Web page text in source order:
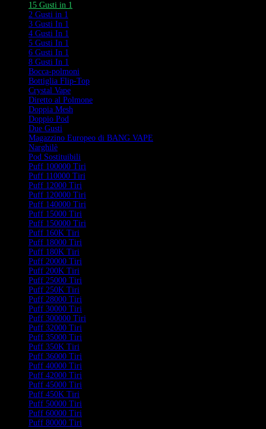
15 Gusti in 1
2 Gusti in 1
3 Gusti In 1
4 Gusti In 1
5 Gusti In 1
6 Gusti In 1
8 Gusti In 1
Bocca-polmoni
Bottiglia Flip-Top
Crystal Vape
Diretto al Polmone
Doppia Mesh
Doppio Pod
Due Gusti
Magazzino Europeo di BANG VAPE
Narghilè
Pod Sostituibili
Puff 100000 Tiri
Puff 110000 Tiri
Puff 12000 Tiri
Puff 120000 Tiri
Puff 140000 Tiri
Puff 15000 Tiri
Puff 150000 Tiri
Puff 160K Tiri
Puff 18000 Tiri
Puff 180K Tiri
Puff 20000 Tiri
Puff 200K Tiri
Puff 25000 Tiri
Puff 250K Tiri
Puff 28000 Tiri
Puff 30000 Tiri
Puff 300000 Tiri
Puff 32000 Tiri
Puff 35000 Tiri
Puff 350K Tiri
Puff 36000 Tiri
Puff 40000 Tiri
Puff 42000 Tiri
Puff 45000 Tiri
Puff 450K Tiri
Puff 50000 Tiri
Puff 60000 Tiri
Puff 80000 Tiri